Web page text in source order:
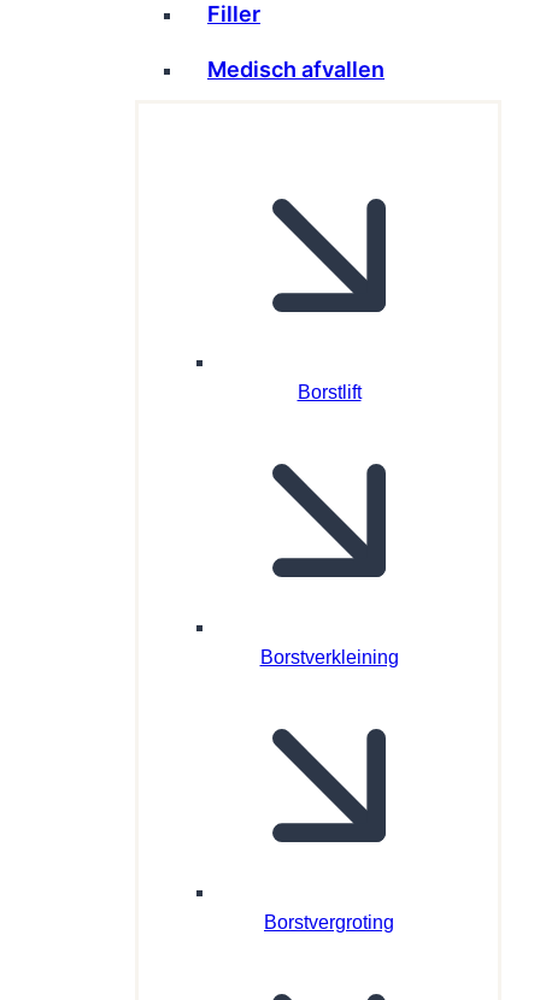
Filler
Medisch afvallen
Borstlift
Borstverkleining
Borstvergroting